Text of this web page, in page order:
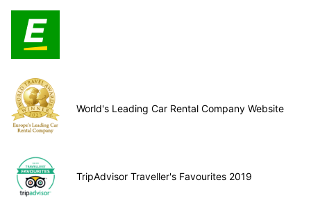
World's Leading Car Rental Company Website
TripAdvisor Traveller's Favourites 2019